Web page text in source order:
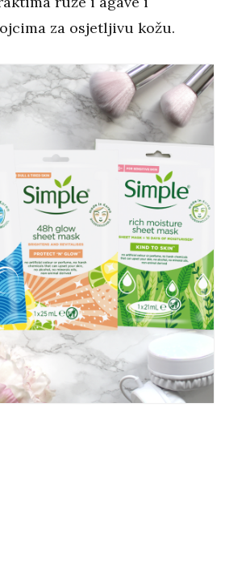
za osjetljivu kožu.